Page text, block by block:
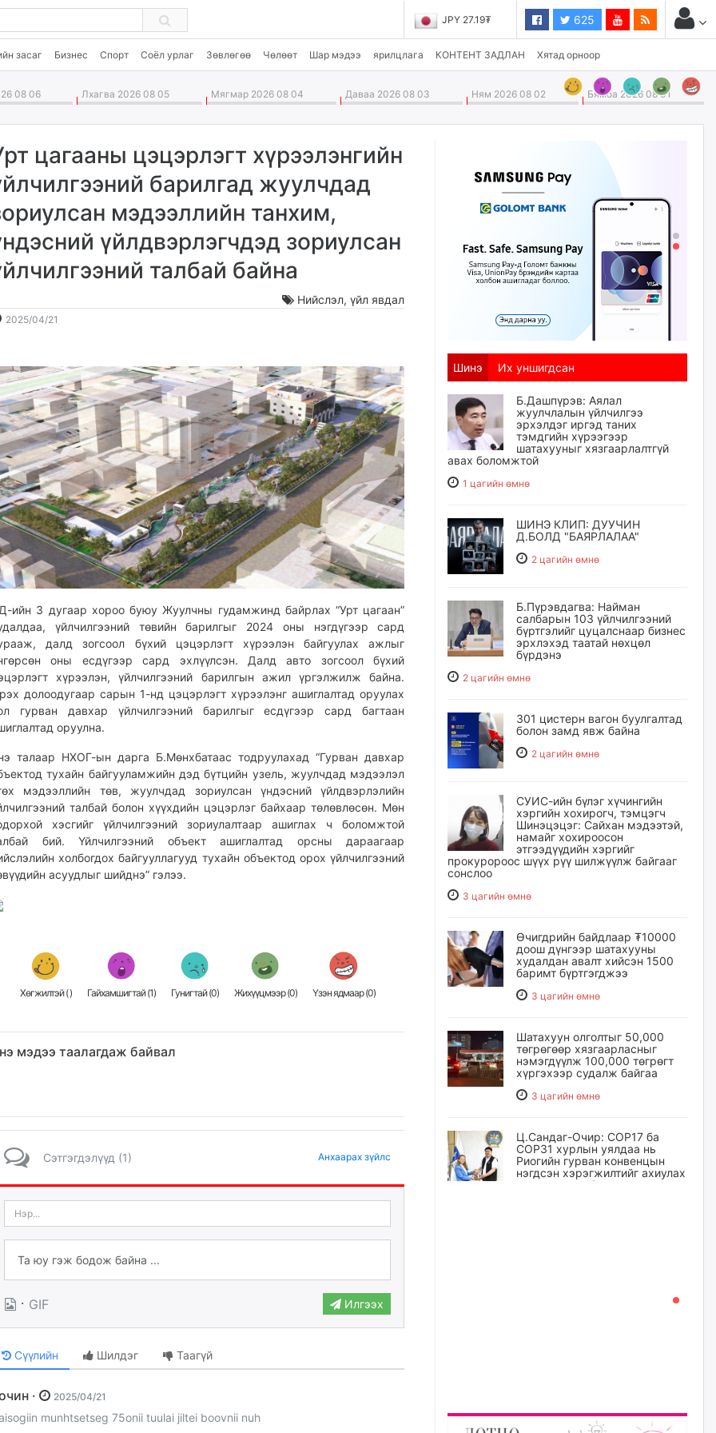
JPY 27.19₮ 625
засаг Бизнес Спорт Соёл урлаг Зөвлөгөө Чөлөөт Шар мэдээ ярилцлага КОНТЕНТ ЗАДЛАН Хятад орноор
08 06 Лхагва 2026 08 05 Мягмар 2026 08 04 Даваа 2026 08 03 Ням 2026 08 02 Бямба 2026 08 01
цагааны цэцэрлэгт хүрээлэнгийн
барилгад жуулчдад
мэдээллийн танхим,
үйлдвэрлэгчдэд зориулсан
талбай байна
Нийслэл,үйл явдал
2025/04/21
16:56:09
15:20:51
ийн 3 дугаар хороо буюу Жуулчны гудамжинд байрлах “Урт цагаан”
үйлчилгээний төвийн барилгыг 2024 оны нэгдүгээр сард
далд зогсоол бүхий цэцэрлэгт хүрээлэн байгуулах ажлыг
оны есдүгээр сард эхлүүлсэн. Далд авто зогсоол бүхий
хүрээлэн, үйлчилгээний барилгын ажил үргэлжилж байна.
долоодугаар сарын 1-нд цэцэрлэгт хүрээлэнг ашиглалтад оруулах
гурван давхар үйлчилгээний барилгыг есдүгээр сард багтаан
оруулна.
талаар НХОГ-ын дарга Б.Мөнхбатаас тодруулахад “Гурван давхар
тухайн байгууламжийн дэд бүтцийн узель, жуулчдад мэдээлэл
мэдээллийн төв, жуулчдад зориулсан үндэсний үйлдвэрлэлийн
талбай болон хүүхдийн цэцэрлэг байхаар төлөвлөсөн. Мөн
хэсгийг үйлчилгээний зориулалтаар ашиглах ч боломжтой
бий. Үйлчилгээний объект ашиглалтад орсны дараагаар
холбогдох байгууллагууд тухайн объектод орох үйлчилгээний
асуудлыг шийднэ” гэлээ.
Хөгжилтэй () Гайхамшигтай (1) Гунигтай (0) Жихүүцмээр (0) Үзэн ядмаар (0)
мэдээ таалагдаж байвал
Сэтгэгдэлүүд (1) Анхаарах зүйлс
· GIF Илгээх
Сүүлийн Шилдэг Таагүй
Зочин · 2025/04/21
munhtsetseg 75onii tuulai jiltei boovnii nuh
Шинэ Их уншигдсан
Б.Дашпүрэв: Аялал
жуулчлалын үйлчилгээ
эрхэлдэг иргэд таних
тэмдгийн хүрээгээр
шатахууныг хязгаарлалтгүй
авах боломжтой
1 цагийн өмнө
ШИНЭ КЛИП: ДУУЧИН
Д.БОЛД "БАЯРЛАЛАА"
2 цагийн өмнө
Б.Пүрэвдагва: Найман
салбарын 103 үйлчилгээний
бүртгэлийг цуцалснаар бизнес
эрхлэхэд таатай нөхцөл
бүрдэнэ
2 цагийн өмнө
301 цистерн вагон буулгалтад
болон замд явж байна
2 цагийн өмнө
СУИС-ийн бүлэг хүчингийн
хэргийн хохирогч, тэмцэгч
Шинэцэцэг: Сайхан мэдээтэй,
намайг хохироосон
этгээдүүдийн хэргийг
прокуророос шүүх рүү шилжүүлж байгааг
сонслоо
3 цагийн өмнө
Өчигдрийн байдлаар ₮10000
доош дүнгээр шатахууны
худалдан авалт хийсэн 1500
баримт бүртгэгджээ
3 цагийн өмнө
Шатахуун олголтыг 50,000
төгрөгөөр хязгаарласныг
нэмэгдүүлж 100,000 төгрөгт
хүргэхээр судалж байгаа
3 цагийн өмнө
Ц.Сандаг-Очир: COP17 ба
COP31 хурлын уялдаа нь
Риогийн гурван конвенцын
нэгдсэн хэрэгжилтийг ахиулах
чухал алхам болно